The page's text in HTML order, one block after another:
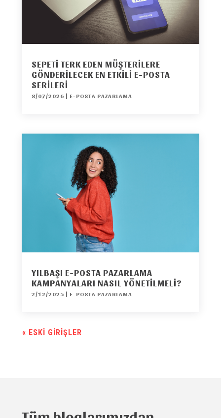
SEPETI TERK EDEN MÜŞTERILERE
GÖNDERILECEK EN ETKILI E-POSTA
SERILERI
8/07/2026 | E-POSTA PAZARLAMA
YILBAŞI E-POSTA PAZARLAMA
KAMPANYALARI NASIL YÖNETILMELI?
2/12/2025 | E-POSTA PAZARLAMA
« ESKI GIRIŞLER